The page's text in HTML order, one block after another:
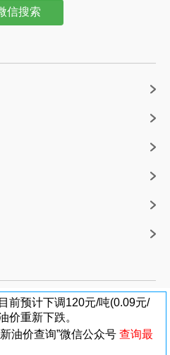
信搜索
前预计下调120元/吨(0.09元/
价重新下跌。
油价查询”微信公众号 查询最